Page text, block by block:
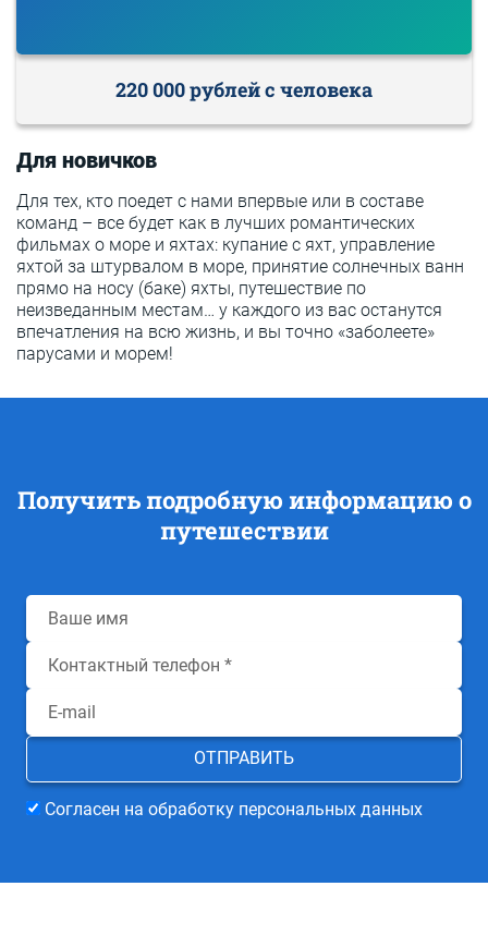
220 000 рублей с человека
Для новичков
Для тех, кто поедет с нами впервые или в составе
команд – все будет как в лучших романтических
фильмах о море и яхтах: купание с яхт, управление
яхтой за штурвалом в море, принятие солнечных ванн
прямо на носу (баке) яхты, путешествие по
неизведанным местам… у каждого из вас останутся
впечатления на всю жизнь, и вы точно «заболеете»
парусами и морем!
Получить подробную информацию о
путешествии
Согласен на обработку персональных данных